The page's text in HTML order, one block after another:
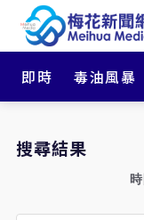
即時 毒油風暴
搜尋結果